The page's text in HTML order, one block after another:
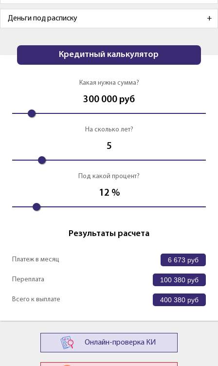
Деньги под расписку
Кредитный калькулятор
Какая нужна сумма?
300 000 руб
На сколько лет?
5
Под какой процент?
12 %
Результаты расчета
Платеж в месяц 6 673 руб
Переплата 100 380 руб
Всего к выплате 400 380 руб
Онлайн-проверка КИ